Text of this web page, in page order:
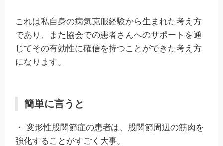
これは私自身の病気克服経験から生まれた考え方
であり、また協会での患者さんへのサポートを通
じてその有効性に確信を持つことができた考え方
になります。
簡単に言うと
・ 変形性股関節症の患者は、股関節周辺の筋肉を
強化することがすごく大事。